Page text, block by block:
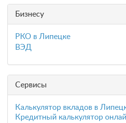
Бизнесу
РКО в Липецке
ВЭД
Сервисы
Калькулятор вкладов в
Кредитный калькулятор